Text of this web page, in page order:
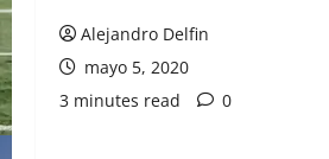
Alejandro Delfin
mayo 5, 2020
3 minutes read
0